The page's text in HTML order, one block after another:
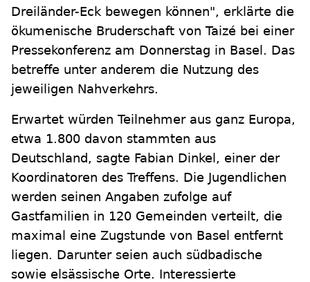
Dreiländer-Eck bewegen können", erklärte die
ökumenische Bruderschaft von Taizé bei einer
Pressekonferenz am Donnerstag in Basel. Das
betreffe unter anderem die Nutzung des
jeweiligen Nahverkehrs.
Erwartet würden Teilnehmer aus ganz Europa,
etwa 1.800 davon stammten aus
Deutschland, sagte Fabian Dinkel, einer der
Koordinatoren des Treffens. Die Jugendlichen
werden seinen Angaben zufolge auf
Gastfamilien in 120 Gemeinden verteilt, die
maximal eine Zugstunde von Basel entfernt
liegen. Darunter seien auch südbadische
sowie elsässische Orte. Interessierte